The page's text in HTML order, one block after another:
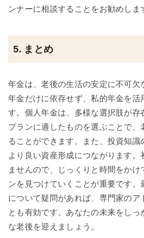
ンナーに相談することをお勧めしま
5. まとめ
年金は、老後の生活の安定に不可欠
年金だけに依存せず、私的年金を活
す。個人年金は、多様な選択肢が存
プランに適したものを選ぶことで、
ることができます。また、投資知識
より良い資産形成につながります。
ませんので、じっくりと時間をかけ
ンを見つけていくことが重要です。
について疑問があれば、専門家のア
とも有効です。あなたの未来をしっ
な老後を迎えましょう。